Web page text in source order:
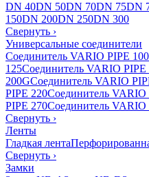
DN 40DN 50DN 70DN 75DN
150DN 200DN 250DN 300
Свернуть ›
Универсальные соединители
Соединитель VARIO PIPE 100
125Соединитель VARIO PIPE
200GСоединитель VARIO
PIPE 220Соединитель VARIO
PIPE 270Соединитель VARIO
Свернуть ›
Ленты
Гладкая лента
Свернуть ›
Замки